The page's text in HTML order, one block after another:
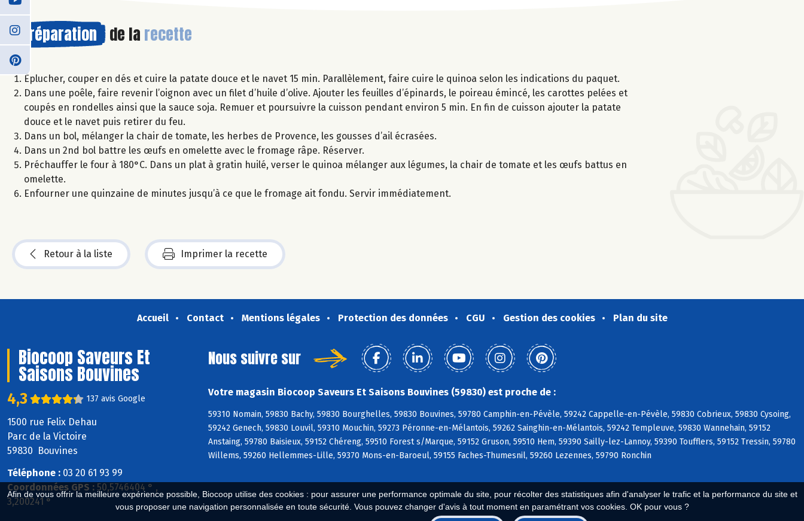
Afin de vous offrir la meilleure expérience possible, Biocoop utilise des cookies : pour assurer une performance optimale du site, pour récolter des statistiques afin d'analyser le trafic et la performance du site et
vous proposer une navigation personnalisée en toute sécurité. Vous pouvez changer d'avis à tout moment en paramétrant vos cookies. OK pour vous ?
Préparation de la recette
Éplucher, couper en dés et cuire la patate douce et le navet 15 min. Parallèlement, faire cuire le quinoa selon les indications du paquet.
Dans une poêle, faire revenir l’oignon avec un filet d’huile d’olive. Ajouter les feuilles d’épinards, le poireau émincé, les carottes pelées et
coupés en rondelles ainsi que la sauce soja. Remuer et poursuivre la cuisson pendant environ 5 min. En fin de cuisson ajouter la patate
douce et le navet puis retirer du feu.
Dans un bol, mélanger la chair de tomate, les herbes de Provence, les gousses d’ail écrasées.
Dans un 2nd bol battre les œufs en omelette avec le fromage râpe. Réserver.
Préchauffer le four à 180°C. Dans un plat à gratin huilé, verser le quinoa mélanger aux légumes, la chair de tomate et les œufs battus en
omelette.
Enfourner une quinzaine de minutes jusqu’à ce que le fromage ait fondu. Servir immédiatement.
Retour à la liste Imprimer la recette
Accueil Contact Mentions légales Protection des données CGU Gestion des cookies Plan du site
Biocoop Saveurs Et
Saisons Bouvines
4,3 137 avis Google
1500 rue Felix Dehau
Parc de la Victoire
59830 Bouvines
Téléphone : 03 20 61 93 99
Coordonnées GPS : 50,5746404 ° ,
3,200241 °
Nous suivre sur
Votre magasin Biocoop Saveurs Et Saisons Bouvines (59830) est proche de :
59310 Nomain, 59830 Bachy, 59830 Bourghelles, 59830 Bouvines, 59780 Camphin-en-Pévèle, 59242 Cappelle-en-Pévèle, 59830 Cobrieux, 59830 Cysoing,
59242 Genech, 59830 Louvil, 59310 Mouchin, 59273 Péronne-en-Mélantois, 59262 Sainghin-en-Mélantois, 59242 Templeuve, 59830 Wannehain, 59152
Anstaing, 59780 Baisieux, 59152 Chéreng, 59510 Forest s/Marque, 59152 Gruson, 59510 Hem, 59390 Sailly-lez-Lannoy, 59390 Toufflers, 59152 Tressin, 59780
Willems, 59260 Hellemmes-Lille, 59370 Mons-en-Baroeul, 59155 Faches-Thumesnil, 59260 Lezennes, 59790 Ronchin